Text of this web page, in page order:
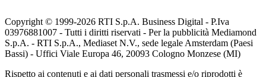
Copyright © 1999-2026 RTI S.p.A. Business Digital - P.Iva
03976881007 - Tutti i diritti riservati - Per la pubblicità Mediamond
S.p.A. - RTI S.p.A., Mediaset N.V., sede legale Amsterdam (Paesi
Bassi) - Uffici Viale Europa 46, 20093 Cologno Monzese (MI)
Rispetto ai contenuti e ai dati personali trasmessi e/o riprodotti è